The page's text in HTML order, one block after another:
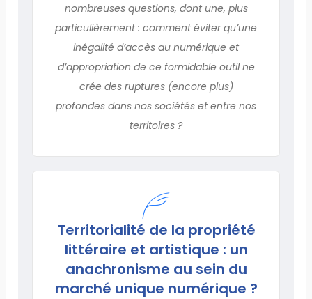
nombreuses questions, dont une, plus
particulièrement : comment éviter qu’une
inégalité d’accès au numérique et
d’appropriation de ce formidable outil ne
crée des ruptures (encore plus)
profondes dans nos sociétés et entre nos
territoires ?
Territorialité de la propriété
littéraire et artistique : un
anachronisme au sein du
marché unique numérique ?